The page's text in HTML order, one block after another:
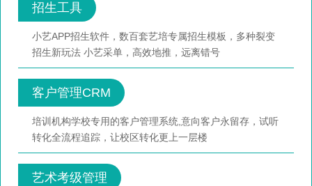
招生工具
小艺APP招生软件，数百套艺培专属招生模板，多种裂变
招生新玩法 小艺采单，高效地推，远离错号
客户管理CRM
培训机构学校专用的客户管理系统,意向客户永留存，试听
转化全流程追踪，让校区转化更上一层楼
艺术考级管理